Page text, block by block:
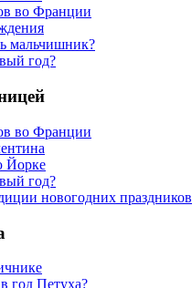
во Франции
мальчишник?
год?
во Франции
Йорке
год?
новогодних праздников
год Петуха?